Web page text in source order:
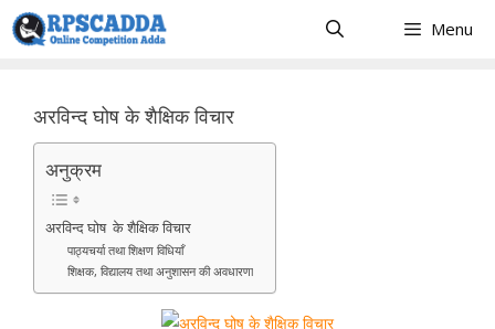
Skip
to
Menu
अरविन्द घोष के शैक्षिक विचार
अनुक्रम
अरविन्द घोष के शैक्षिक विचार
पाठ्यचर्या तथा शिक्षण विधियाँ
शिक्षक, विद्यालय तथा अनुशासन की अवधारणा